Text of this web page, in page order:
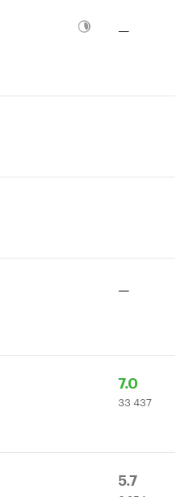
—
—
Рейтинг
7.0
33
437
33 437
Рейтинг
5.7
6